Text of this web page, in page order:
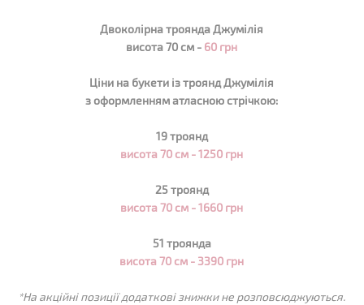
Двоколірна троянда Джумілія
висота 70 см - 60 грн
Ціни на букети із троянд Джумілія
з оформленням атласною стрічкою:
19 троянд
висота 70 см -1250 грн
25 троянд
висота 70 см -1660 грн
51 троянда
висота 70 см - 3390 грн
*На акційні позиції додаткові знижки не розповсюджуються.